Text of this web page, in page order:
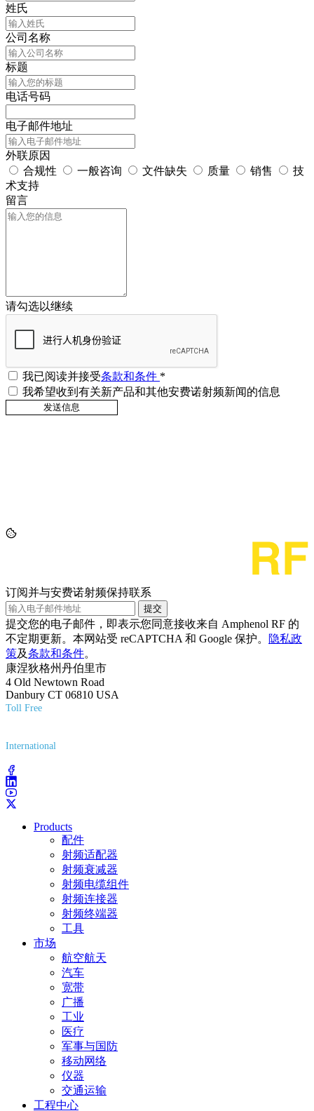
姓氏
公司名称
标题
电话号码
电子邮件地址
外联原因
合规性
一般咨询 文件缺失 质量 销售
技
术支持
留言
请勾选以继续
我已阅读并接受条款和条件 *
我希望收到有关新产品和其他安费诺射频新闻的信息
订阅并与安费诺射频保持联系
提交
提交您的电子邮件，即表示您同意接收来自 Amphenol RF 的
不定期更新。本网站受 reCAPTCHA 和 Google 保护。
隐私政
策及条款和条件。
康涅狄格州丹伯里市
4 Old Newtown Road
Danbury CT 06810 USA
Toll Free
International
Products
配件
射频适配器
射频衰减器
射频电缆组件
射频连接器
射频终端器
工具
市场
航空航天
汽车
宽带
广播
工业
医疗
军事与国防
移动网络
仪器
交通运输
工程中心